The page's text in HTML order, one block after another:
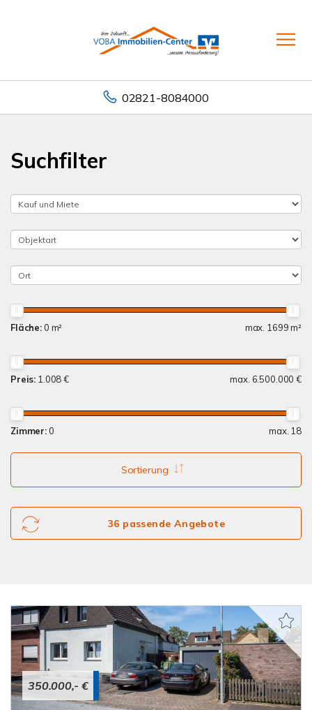
02821-8084000
Suchfilter
Fläche: 0 m² max. 1699 m²
Preis: 1.008 € max. 6.500.000 €
Zimmer: 0 max. 18
Sortierung
36 passende Angebote
350.000,- €